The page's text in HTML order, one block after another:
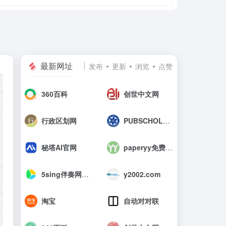
最新网址 发布 更新 浏览 点赞
360百科 创世中文网
行政区划网 PUBSCHOLAR公益学术平台
秘塔AI官网 paperyy免费查重入口_AIGC免费论文检测
5sing伴奏网_中国原创音乐伴奏网 y2002.com
淘宝 自动对对联